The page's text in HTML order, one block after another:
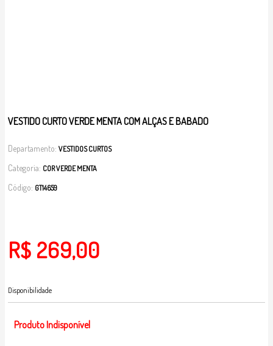
VESTIDO CURTO VERDE MENTA COM ALÇAS E BABADO
Departamento: VESTIDOS CURTOS
Categoria: COR VERDE MENTA
Código: GT14659
R$ 269,00
Disponibilidade
Produto Indisponível